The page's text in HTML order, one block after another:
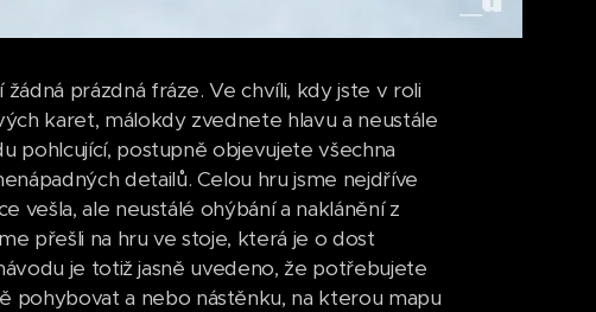
prázdná fráze. Ve chvíli, kdy jste v roli
karet, málokdy zvednete hlavu a neustále
pohlcující, postupně objevujete všechna
detailů. Celou hru jsme nejdříve
vešla, ale neustálé ohýbání a naklánění z
přešli na hru ve stoje, která je o dost
je totiž jasně uvedeno, že potřebujete
a nebo nástěnku, na kterou mapu